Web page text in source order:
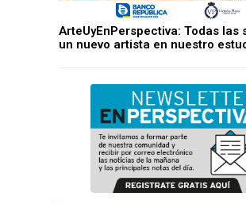
ArteUyEnPerspectiva: Todas las
un nuevo artista en nuestro